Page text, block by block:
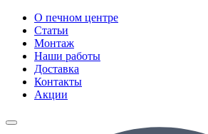
О печном центре
Статьи
Монтаж
Наши работы
Доставка
Контакты
Акции